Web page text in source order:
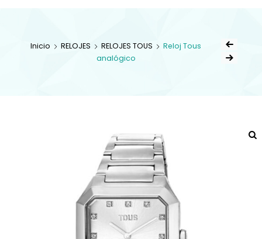
Inicio RELOJES RELOJES TOUS
Reloj Tous
analógico